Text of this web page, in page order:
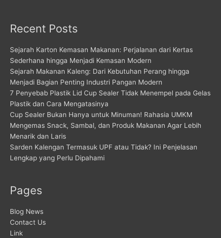
Recent Posts
Sejarah Karton Kemasan Makanan: Perjalanan dari Kertas
Sederhana hingga Menjadi Kemasan Modern
Sejarah Makanan Kaleng: Dari Kebutuhan Perang hingga
Menjadi Bagian Penting Industri Pangan Modern
7 Penyebab Plastik Lid Cup Sealer Tidak Menempel pada Gelas
Plastik dan Cara Mengatasinya
Cup Sealer Bukan Hanya untuk Minuman! Rahasia UMKM
Mengemas Snack, Sambal, dan Produk Makanan Agar Lebih
Menarik dan Laris
Sarden Kalengan Termasuk UPF atau Tidak? Ini Penjelasan
Lengkap yang Perlu Dipahami
Pages
Blog News
Contact Us
Link